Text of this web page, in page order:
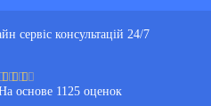
сервіс консультацій 24/7
основе 1125 оценок